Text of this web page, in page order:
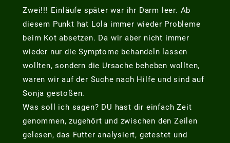
Zwei!!! Einläufe später war ihr Darm leer. Ab
diesem Punkt hat Lola immer wieder Probleme
beim Kot absetzen. Da wir aber nicht immer
wieder nur die Symptome behandeln lassen
wollten, sondern die Ursache beheben wollten,
waren wir auf der Suche nach Hilfe und sind auf
Sonja gestoßen.
Was soll ich sagen? DU hast dir einfach Zeit
genommen, zugehört und zwischen den Zeilen
gelesen, das Futter analysiert, getestet und